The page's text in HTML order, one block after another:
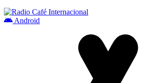
Android